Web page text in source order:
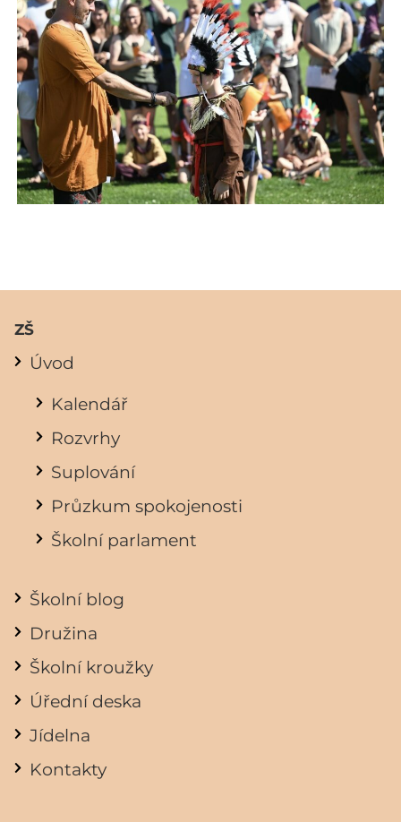
ZŠ
Úvod
Kalendář
Rozvrhy
Suplování
Průzkum spokojenosti
Školní parlament
Školní blog
Družina
Školní kroužky
Úřední deska
Jídelna
Kontakty